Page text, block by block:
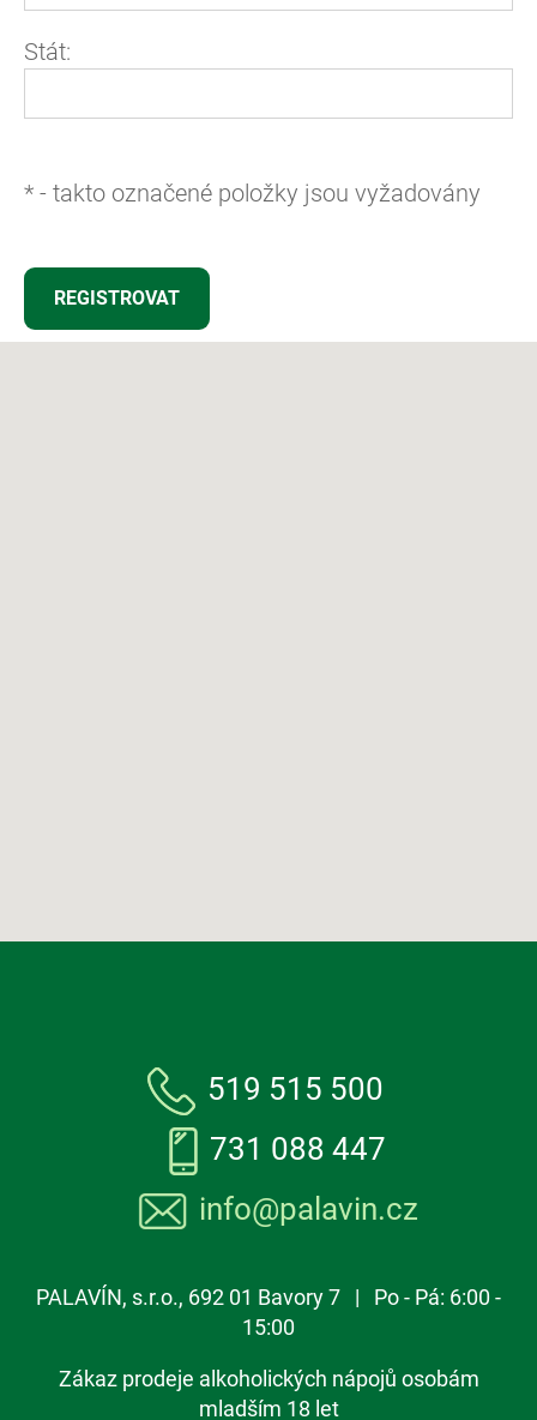
Stát:
* - takto označené položky jsou vyžadovány
519 515 500
731 088 447
info@palavin.cz
PALAVÍN, s.r.o., 692 01 Bavory 7 | Po - Pá: 6:00 -
15:00
Zákaz prodeje alkoholických nápojů osobám
mladším 18 let